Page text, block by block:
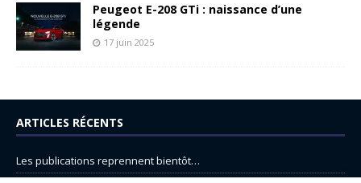
Peugeot E-208 GTi : naissance d’une
légende
17 juin 2025
ARTICLES RÉCENTS
Les publications reprennent bientôt…